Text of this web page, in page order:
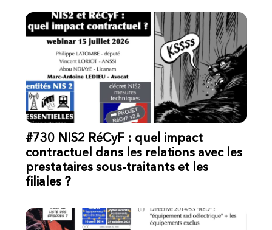
#730 NIS2 RéCyF : quel impact
contractuel dans les relations avec les
prestataires sous-traitants et les
filiales ?